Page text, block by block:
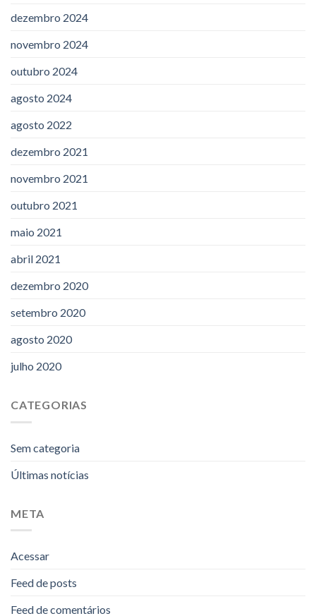
dezembro 2024
novembro 2024
outubro 2024
agosto 2024
agosto 2022
dezembro 2021
novembro 2021
outubro 2021
maio 2021
abril 2021
dezembro 2020
setembro 2020
agosto 2020
julho 2020
CATEGORIAS
Sem categoria
Últimas notícias
META
Acessar
Feed de posts
Feed de comentários